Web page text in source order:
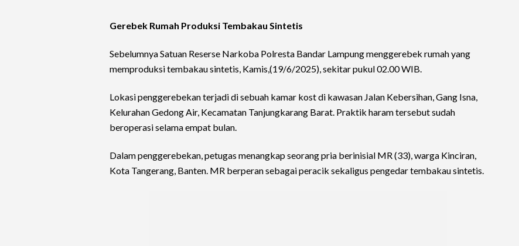
Gerebek Rumah Produksi Tembakau Sintetis
Sebelumnya Satuan Reserse Narkoba Polresta Bandar Lampung menggerebek rumah yang
memproduksi tembakau sintetis, Kamis,(19/6/2025), sekitar pukul 02.00 WIB.
Lokasi penggerebekan terjadi di sebuah kamar kost di kawasan Jalan Kebersihan, Gang Isna,
Kelurahan Gedong Air, Kecamatan Tanjungkarang Barat. Praktik haram tersebut sudah
beroperasi selama empat bulan.
Dalam penggerebekan, petugas menangkap seorang pria berinisial MR (33), warga Kinciran,
Kota Tangerang, Banten. MR berperan sebagai peracik sekaligus pengedar tembakau sintetis.